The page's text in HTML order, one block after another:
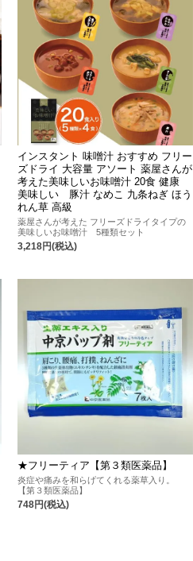
インスタント 味噌汁 おすすめ フリー
ズドライ 大容量 アソート 薬屋さんが
考えた美味しいお味噌汁 20食 健康
美味しい 豚汁 なめこ 九条ねぎ ほう
れん草 高級
薬屋さんが考えた フリーズドライタイプの
美味しいお味噌汁 5種類セット
3,218円(税込)
★フリーティア【第３類医薬品】
炎症や痛みを和らげてくれる薬草入り。
【第３類医薬品】
748円(税込)